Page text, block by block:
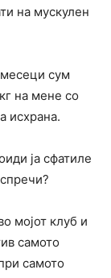
на мускулен
сум
на мене со
исхрана.
ја сфатиле
мојот клуб и
самото
самото